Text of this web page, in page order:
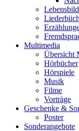
Multimedia
Übersicht
Hörbücher
Hörspiele
Musik
Filme
Vorträge
Geschenke &
Poster
Sonderangebote